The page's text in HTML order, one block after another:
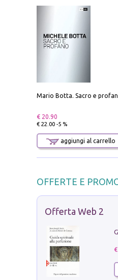
€ 20.90
€ 22.00 -5 %
aggiungi al carrello
OFFERTE E
Offerta Web 2